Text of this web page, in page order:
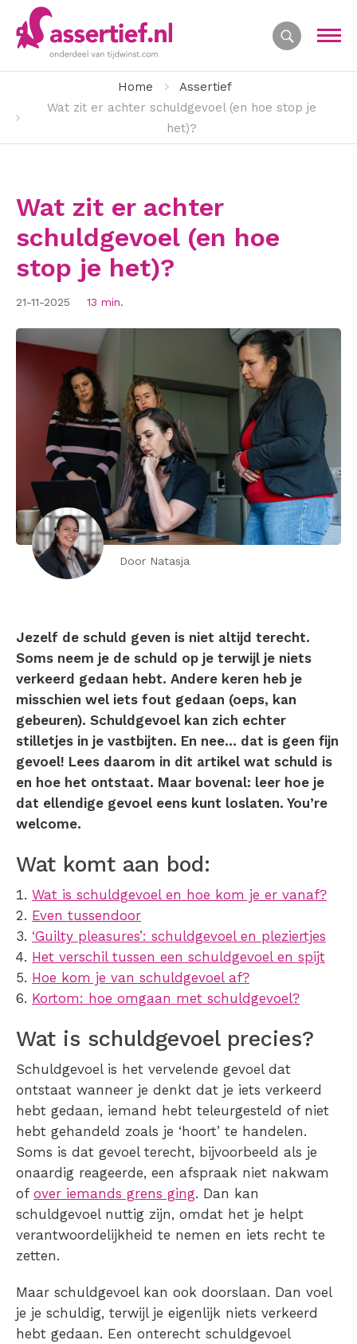
Home
Assertief
Wat zit er achter schuldgevoel (en hoe stop je
het)?
Wat zit er achter
schuldgevoel (en hoe
stop je het)?
21-11-2025 13 min.
Door Natasja
Jezelf de schuld geven is niet altijd terecht.
Soms neem je de schuld op je terwijl je niets
verkeerd gedaan hebt. Andere keren heb je
misschien wel iets fout gedaan (oeps, kan
gebeuren). Schuldgevoel kan zich echter
stilletjes in je vastbijten. En nee… dat is geen fijn
gevoel! Lees daarom in dit artikel wat schuld is
en hoe het ontstaat. Maar bovenal: leer hoe je
dat ellendige gevoel eens kunt loslaten. You’re
welcome.
Wat komt aan bod:
Wat is schuldgevoel en hoe kom je er vanaf?
Even tussendoor
‘Guilty pleasures’: schuldgevoel en pleziertjes
Het verschil tussen een schuldgevoel en spijt
Hoe kom je van schuldgevoel af?
Kortom: hoe omgaan met schuldgevoel?
Wat is schuldgevoel precies?
Schuldgevoel is het vervelende gevoel dat
ontstaat wanneer je denkt dat je iets verkeerd
hebt gedaan, iemand hebt teleurgesteld of niet
hebt gehandeld zoals je ‘hoort’ te handelen.
Soms is dat gevoel terecht, bijvoorbeeld als je
onaardig reageerde, een afspraak niet nakwam
of over iemands grens ging. Dan kan
schuldgevoel nuttig zijn, omdat het je helpt
verantwoordelijkheid te nemen en iets recht te
zetten.
Maar schuldgevoel kan ook doorslaan. Dan voel
je je schuldig, terwijl je eigenlijk niets verkeerd
hebt gedaan. Een onterecht schuldgevoel